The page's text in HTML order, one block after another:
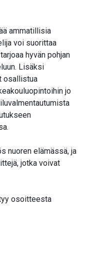
ammatillisia
voi suorittaa
hyvän pohjan
Lisäksi
osallistua
jo
nuoren elämässä, ja
jotka voivat
osoitteesta